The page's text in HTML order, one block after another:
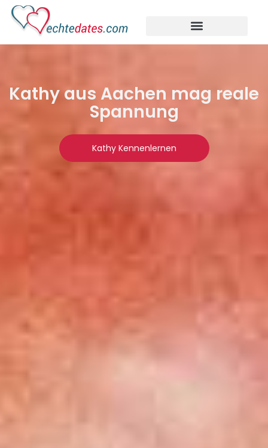
Kathy aus Aachen mag reale
Spannung
Kathy Kennenlernen